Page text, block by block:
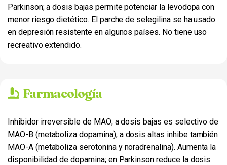
Parkinson; a dosis bajas permite potenciar la levodopa con
menor riesgo dietético. El parche de selegilina se ha usado
en depresión resistente en algunos países. No tiene uso
recreativo extendido.
Farmacología
Inhibidor irreversible de MAO; a dosis bajas es selectivo de
MAO-B (metaboliza dopamina); a dosis altas inhibe también
MAO-A (metaboliza serotonina y noradrenalina). Aumenta la
disponibilidad de dopamina; en Parkinson reduce la dosis